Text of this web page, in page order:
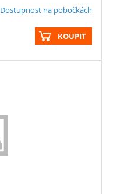
Dostupnost na pobočkách
KOUPIT